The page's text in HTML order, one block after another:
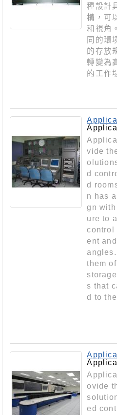
種設計
構，可
和視角
同的環
的存放
轉變為
的工作
vide
d
d
n has
gn
ure to
control
ent
them
s that
d to
ovide
ed